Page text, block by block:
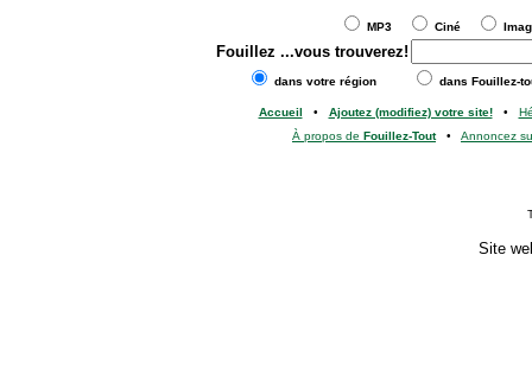
MP3 Ciné
Fouillez ...vous trouverez!
dans votre région dans Fouillez-
Accueil • Ajoutez (modifiez) votre site!•
À propos de Fouillez-Tout• Annoncez
Site